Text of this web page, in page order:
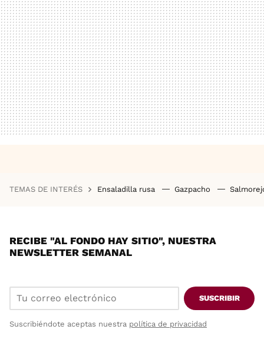
TEMAS DE INTERÉS Ensaladilla rusa Gazpacho
RECIBE "AL FONDO HAY SITIO", NUESTRA
NEWSLETTER SEMANAL
SUSCRIBIR
Suscribiéndote aceptas nuestra política de privacidad